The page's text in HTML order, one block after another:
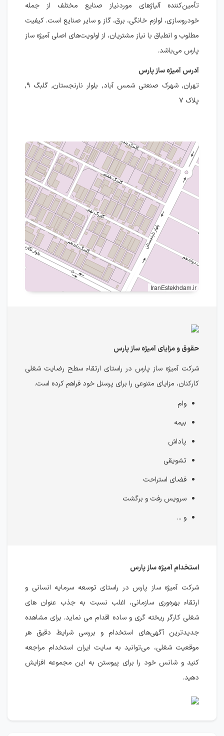
تأمین‌کننده آلیاژهای موردنیاز صنایع مختلف از جمله
خودروسازی، لوازم خانگی، برق، گاز و سایر صنایع است. کیفیت
مطلوب و انطباق با نیاز مشتریان، از اولویت‌های اصلی آمیژه ساز
پارس می‌باشد.
آدرس آمیژه ساز پارس
تهران, شهرک صنعتی شمس آباد, بلوار نارنجستان, گلبگ ۹,
پلاک ۷
IranEstekhdam.ir
حقوق و مزایای آمیژه ساز پارس
شرکت آمیژه ساز پارس در راستای ارتقاء سطح رضایت شغلی
کارکنان، مزایای متنوعی را برای پرسنل خود فراهم کرده است.
وام
بیمه
پاداش
تشویقی
فضای استراحت
سرویس رفت و برگشت
و ...
استخدام آمیژه ساز پارس
شرکت آمیژه ساز پارس در راستای توسعه سرمایه انسانی و
ارتقاء بهره‌وری سازمانی، اغلب نسبت به جذب عنوان های
شغلی کارگر ریخته گری و ساده اقدام می نماید. برای مشاهده
جدیدترین آگهی‌های استخدام و بررسی شرایط دقیق هر
موقعیت شغلی، می‌توانید به سایت ایران استخدام مراجعه
کنید و شانس خود را برای پیوستن به این مجموعه افزایش
دهید.